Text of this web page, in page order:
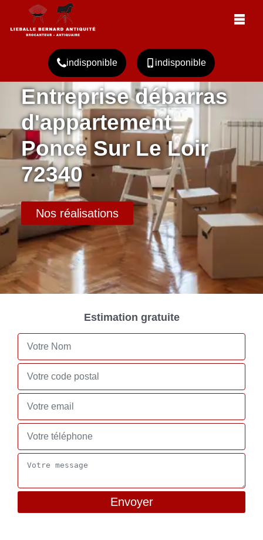
indisponible indisponible
Entreprise débarras
d'appartement
Ponce Sur Le Loir
72340
Nos réalisations
Estimation gratuite